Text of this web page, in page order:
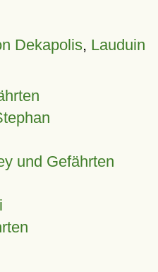
Dekapolis, Lauduin
und Gefährten